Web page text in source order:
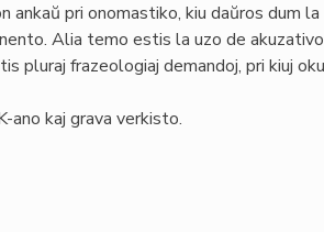
pri onomastiko, kiu daŭros dum
Alia temo estis la uzo de
pluraj frazeologiaj demandoj, pri kiuj
ano kaj grava verkisto.